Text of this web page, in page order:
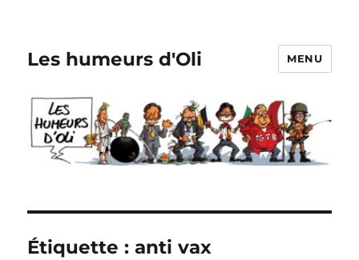
Les humeurs d'Oli MENU
Étiquette :anti vax